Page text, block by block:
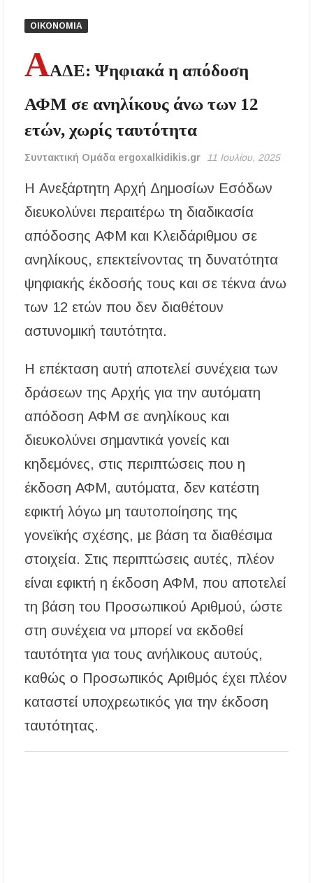
Χαλκιδική: Γεμάτες οι παραλίες – Από 15 ευρώ
Η Ουρανούπολη σε ζωντανή σύνδεση: Η
ergoxalkidikis.gr
Χαλκιδική: Τραυματίστηκε οδηγός
Ολυμπιάδας – Σταυρού
Χαλκιδική: Τραυματίστηκε 8χρονος Βρετανός
Χαλκιδική: Απαγόρευση κυκλοφορίας σε
λόγω υψηλού κινδύνου πυρκαγιάς
Η Ελένη Τσαλιγοπούλου στη Σιθωνία –
Συναυλία στο Γυμνάσιο Νέου Μαρμαρά
Συναγερμός στον Στανό Χαλκιδικής: Απόπειρα
προς όλους τους γονείς
Δράση περισυλλογής αδέσποτων ζώων στα
Λαϊκές μελωδίες στην πλατεία του Πολυγύρου
με την ορχήστρα «Το Λαϊκόν»
Υποχρεωτικά μέσω τράπεζας τα ενοίκια από
την 1η Οκτωβρίου 2026 – Τι αλλάζει για
ιδιοκτήτες και ενοικιαστές
Έως 30.000 ευρώ επιδότηση για αγορά
ηλεκτρικού οχήματος – Ποιοι είναι οι
δικαιούχοι
Κυνήγι 2026-2027: Πότε ανοίγει η κυνηγετική
περίοδος και πόσο κοστίζει η άδεια θήρας
υποβολής προτάσεων στο πλαίσιο του LEADER
Χαλκιδική: Διάσωση 49χρονης Γερμανίδας σε
δύσβατο σημείο στη Συκιά
ΟΙΚΟΝΟΜΙΑ
ΑΑΔΕ: Ψηφιακά η απόδοση
ΑΦΜ σε ανηλίκους άνω των 12
ετών, χωρίς ταυτότητα
Συντακτική Ομάδα ergoxalkidikis.gr 11 Ιουλίου, 2025
Η Ανεξάρτητη Αρχή Δημοσίων Εσόδων
διευκολύνει περαιτέρω τη διαδικασία
απόδοσης ΑΦΜ και Κλειδάριθμου σε
ανηλίκους, επεκτείνοντας τη δυνατότητα
ψηφιακής έκδοσής τους και σε τέκνα άνω
των 12 ετών που δεν διαθέτουν
αστυνομική ταυτότητα.
Η επέκταση αυτή αποτελεί συνέχεια των
δράσεων της Αρχής για την αυτόματη
απόδοση ΑΦΜ σε ανηλίκους και
διευκολύνει σημαντικά γονείς και
κηδεμόνες, στις περιπτώσεις που η
έκδοση ΑΦΜ, αυτόματα, δεν κατέστη
εφικτή λόγω μη ταυτοποίησης της
γονεϊκής σχέσης, με βάση τα διαθέσιμα
στοιχεία. Στις περιπτώσεις αυτές, πλέον
είναι εφικτή η έκδοση ΑΦΜ, που αποτελεί
τη βάση του Προσωπικού Αριθμού, ώστε
στη συνέχεια να μπορεί να εκδοθεί
ταυτότητα για τους ανήλικους αυτούς,
καθώς ο Προσωπικός Αριθμός έχει πλέον
καταστεί υποχρεωτικός για την έκδοση
ταυτότητας.